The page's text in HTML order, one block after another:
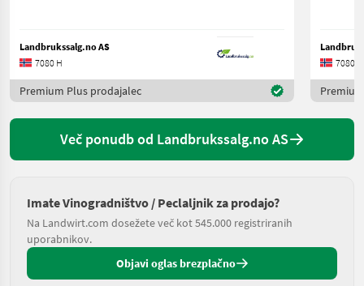
Landbrukssalg.no AS
7080 H
Premium Plus prodajalec
7080 H
Več ponudb od Landbrukssalg.no AS
Imate Vinogradništvo / Peclaljnik za prodajo?
Na Landwirt.com dosežete več kot 545.000 registriranih
uporabnikov.
Objavi oglas brezplačno